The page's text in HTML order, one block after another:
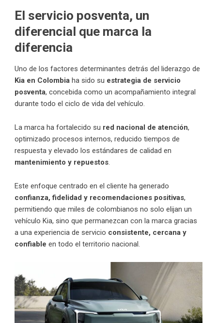
El servicio posventa, un
diferencial que marca la
diferencia
Uno de los factores determinantes detrás del liderazgo de
Kia en Colombia ha sido su estrategia de servicio
posventa, concebida como un acompañamiento integral
durante todo el ciclo de vida del vehículo.
La marca ha fortalecido su red nacional de atención,
optimizado procesos internos, reducido tiempos de
respuesta y elevado los estándares de calidad en
mantenimiento y repuestos.
Este enfoque centrado en el cliente ha generado
confianza, fidelidad y recomendaciones positivas,
permitiendo que miles de colombianos no solo elijan un
vehículo Kia, sino que permanezcan con la marca gracias
a una experiencia de servicio consistente, cercana y
confiable en todo el territorio nacional.